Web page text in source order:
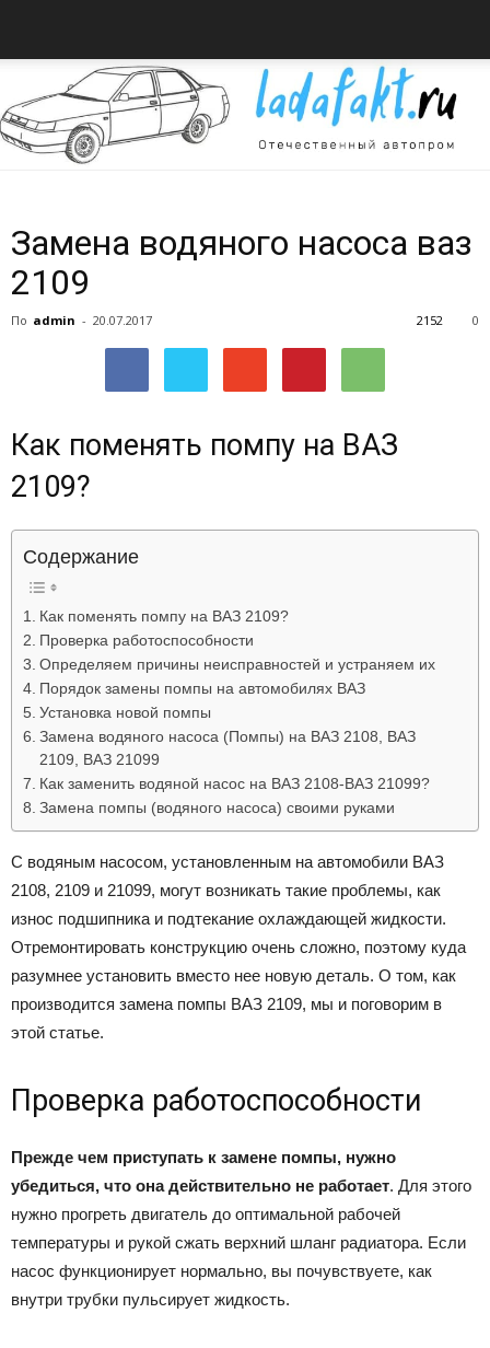
ВАЗ
Замена водяного насоса ваз
2109
По admin - 20.07.2017 0
2152
Как поменять помпу на ВАЗ
2109?
Содержание
Как поменять помпу на ВАЗ 2109?
Проверка работоспособности
Определяем причины неисправностей и устраняем их
Порядок замены помпы на автомобилях ВАЗ
Установка новой помпы
Замена водяного насоса (Помпы) на ВАЗ 2108, ВАЗ
2109, ВАЗ 21099
Как заменить водяной насос на ВАЗ 2108-ВАЗ 21099?
Замена помпы (водяного насоса) своими руками
С водяным насосом, установленным на автомобили ВАЗ
2108, 2109 и 21099, могут возникать такие проблемы, как
износ подшипника и подтекание охлаждающей жидкости.
Отремонтировать конструкцию очень сложно, поэтому куда
разумнее установить вместо нее новую деталь. О том, как
производится замена помпы ВАЗ 2109, мы и поговорим в
этой статье.
Проверка работоспособности
Прежде чем приступать к замене помпы, нужно
убедиться, что она действительно не работает. Для этого
нужно прогреть двигатель до оптимальной рабочей
температуры и рукой сжать верхний шланг радиатора. Если
насос функционирует нормально, вы почувствуете, как
внутри трубки пульсирует жидкость.